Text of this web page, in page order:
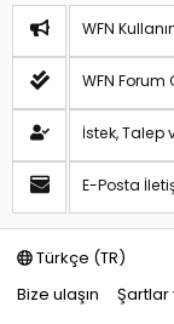
WFN
WFN
İstek, Talep
E-Posta
Türkçe (TR)
Bize ulaşın
Şartlar